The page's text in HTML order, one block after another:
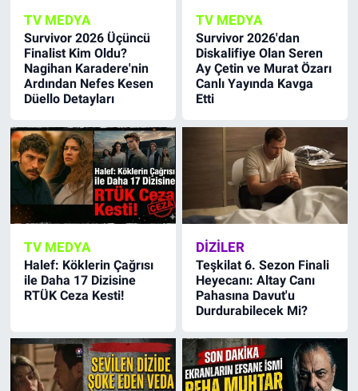
TV MEDYA
Survivor 2026 Üçüncü
Finalist Kim Oldu?
Nagihan Karadere'nin
Ardından Nefes Kesen
Düello Detayları
TV MEDYA
Survivor 2026'dan
Diskalifiye Olan Seren
Ay Çetin ve Murat Özarı
Canlı Yayında Kavga
Etti
TV MEDYA
Halef: Köklerin Çağrısı
ile Daha 17 Dizisine
RTÜK Ceza Kesti!
DIZILER
Teşkilat 6. Sezon Finali
Heyecanı: Altay Canı
Pahasına Davut'u
Durdurabilecek Mi?